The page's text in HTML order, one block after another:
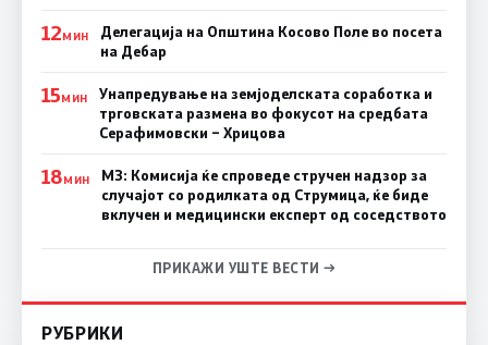
12МИН
Делегација на Општина Косово Поле во посета
на Дебар
15МИН
Унапредување на земјоделската соработка и
трговската размена во фокусот на средбата
Серафимовски – Хрицова
18МИН
МЗ: Комисија ќе спроведе стручен надзор за
случајот со родилката од Струмица, ќе биде
вклучен и медицински експерт од соседството
ПРИКАЖИ УШТЕ ВЕСТИ →
РУБРИКИ